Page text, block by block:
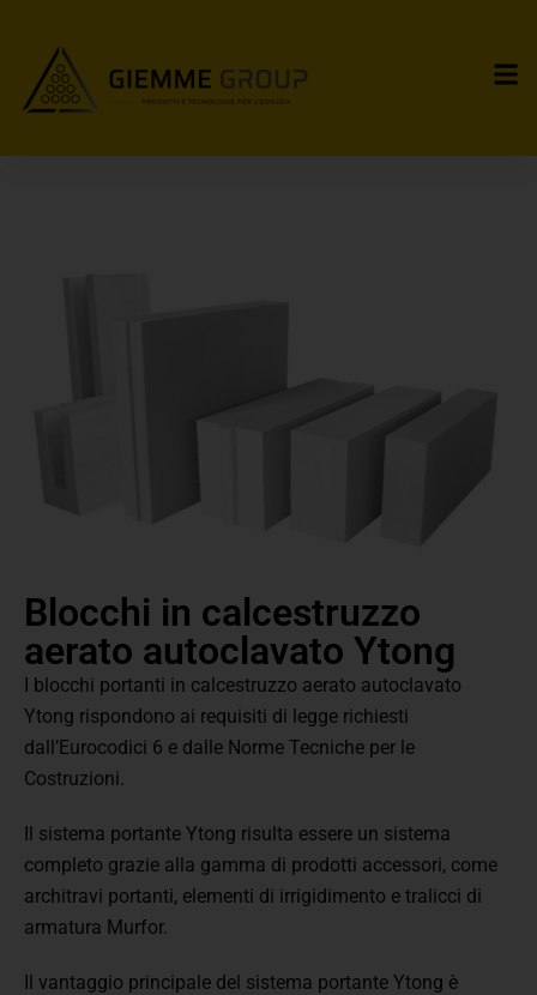
Blocchi in calcestruzzo
aerato autoclavato Ytong
I blocchi portanti in calcestruzzo aerato autoclavato
Ytong rispondono ai requisiti di legge richiesti
dall’Eurocodici 6 e dalle Norme Tecniche per le
Costruzioni.
Il sistema portante Ytong risulta essere un sistema
completo grazie alla gamma di prodotti accessori, come
architravi portanti, elementi di irrigidimento e tralicci di
armatura Murfor.
Il vantaggio principale del sistema portante Ytong è